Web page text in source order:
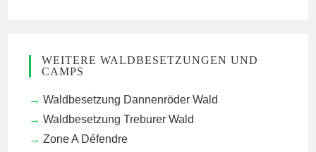
WEITERE WALDBESETZUNGEN UND
CAMPS
Waldbesetzung Dannenröder Wald
Waldbesetzung Treburer Wald
Zone A Défendre